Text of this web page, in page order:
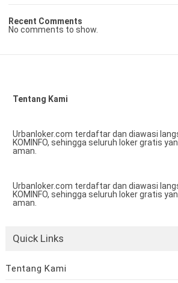
Recent Comments
No comments to show.
Tentang Kami
Urbanloker.com terdaftar dan diawasi
KOMINFO, sehingga seluruh loker gratis
aman.
Urbanloker.com terdaftar dan diawasi
KOMINFO, sehingga seluruh loker gratis
aman.
Quick Links
Tentang Kami